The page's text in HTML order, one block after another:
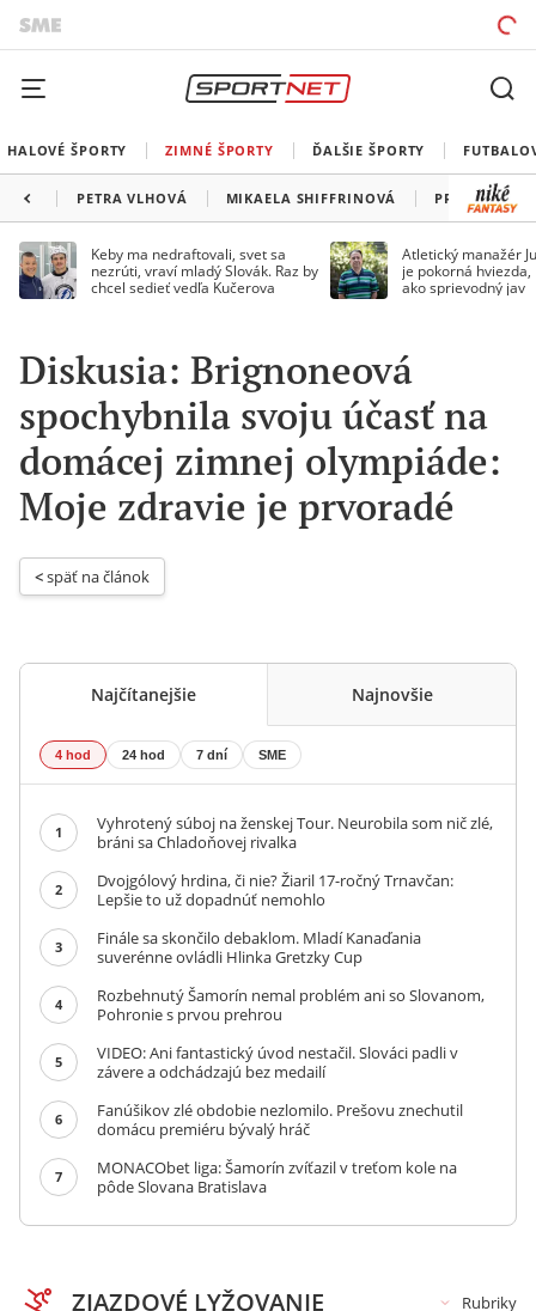
HALOVÉ ŠPORTY ZIMNÉ ŠPORTY ĎALŠIE ŠPORTY
PETRA VLHOVÁ MIKAELA SHIFFRINOVÁ PROGRAM SP
Keby ma nedraftovali, svet sa
nezrúti, vraví mladý Slovák. Raz by
chcel sedieť vedľa Kučerova
Atletický manažér
je pokorná
ako sprievodný jav
Diskusia: Brignoneová
spochybnila svoju účasť na
domácej zimnej olympiáde:
Moje zdravie je prvoradé
< späť na článok
Najčítanejšie Najnovšie
4 hod 24 hod 7 dní SME
1
Vyhrotený súboj na ženskej Tour. Neurobila som nič zlé,
bráni sa Chladoňovej rivalka
2
Dvojgólový hrdina, či nie? Žiaril 17-ročný Trnavčan:
Lepšie to už dopadnúť nemohlo
3
Finále sa skončilo debaklom. Mladí Kanaďania
suverénne ovládli Hlinka Gretzky Cup
4
Rozbehnutý Šamorín nemal problém ani so Slovanom,
Pohronie s prvou prehrou
5
VIDEO: Ani fantastický úvod nestačil. Slováci padli v
závere a odchádzajú bez medailí
6
Fanúšikov zlé obdobie nezlomilo. Prešovu znechutil
domácu premiéru bývalý hráč
7
MONACObet liga: Šamorín zvíťazil v treťom kole na
pôde Slovana Bratislava
ZJAZDOVÉ LYŽOVANIE Rubriky